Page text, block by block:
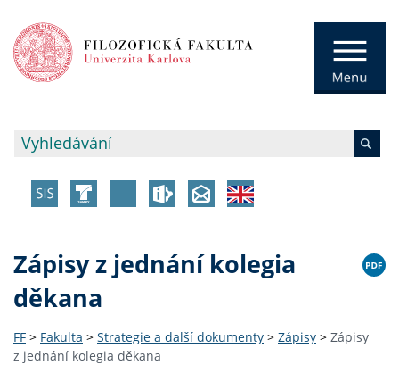
Zápisy z jednání kolegia
děkana
FF > Fakulta > Strategie a další dokumenty > Zápisy > Zápisy
z jednání kolegia děkana